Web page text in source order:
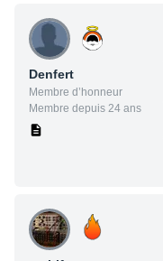
Denfert
Membre d’honneur
Membre depuis 24 ans